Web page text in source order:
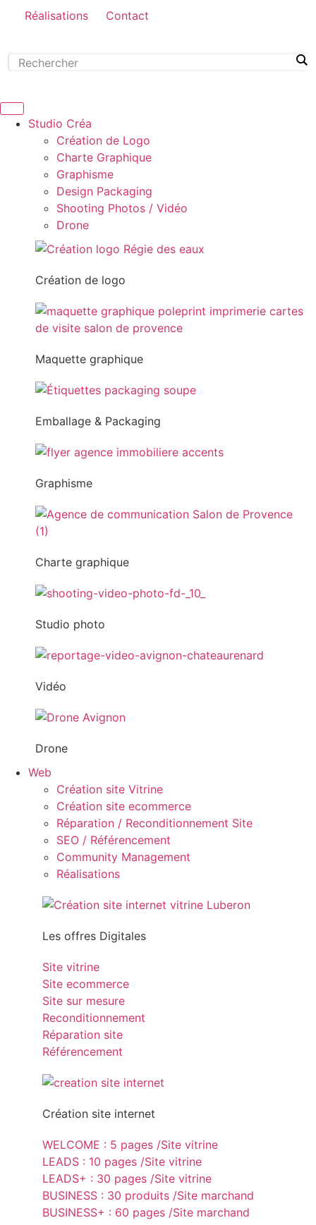
Réalisations Contact
Studio Créa
Création de Logo
Charte Graphique
Graphisme
Design Packaging
Shooting Photos / Vidéo
Drone
Création de logo
Maquette graphique
Emballage & Packaging
Graphisme
Charte graphique
Studio photo
Vidéo
Drone
Web
Création site Vitrine
Création site ecommerce
Réparation / Reconditionnement Site
SEO / Référencement
Community Management
Réalisations
Les offres Digitales
Site vitrine
Site ecommerce
Site sur mesure
Reconditionnement
Réparation site
Référencement
Création site internet
WELCOME : 5 pages /Site vitrine
LEADS : 10 pages /Site vitrine
LEADS+ : 30 pages /Site vitrine
BUSINESS : 30 produits /Site marchand
BUSINESS+ : 60 pages /Site marchand